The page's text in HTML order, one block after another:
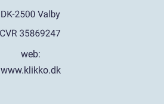
web:
www.klikko.dk